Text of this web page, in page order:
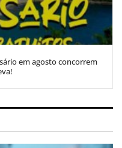
em agosto concorrem